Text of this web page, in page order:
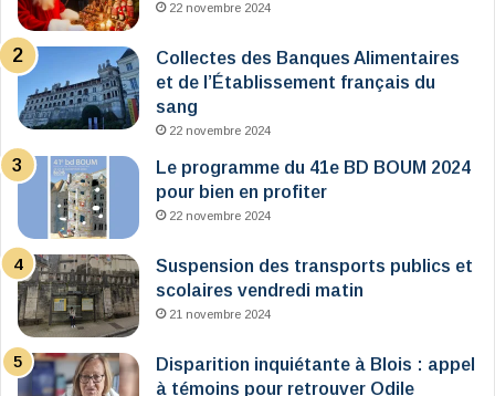
22 novembre 2024
Collectes des Banques Alimentaires
et de l’Établissement français du
sang
22 novembre 2024
Le programme du 41e BD BOUM 2024
pour bien en profiter
22 novembre 2024
Suspension des transports publics et
scolaires vendredi matin
21 novembre 2024
Disparition inquiétante à Blois : appel
à témoins pour retrouver Odile